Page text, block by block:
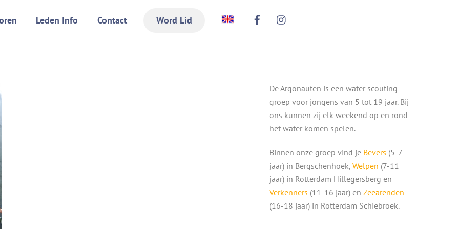
Leden Info Contact Word Lid
De Argonauten is een water scouting
groep voor jongens van 5 tot 19 jaar. Bij
ons kunnen zij elk weekend op en rond
het water komen spelen.
Binnen onze groep vind je Bevers (5-7
jaar) in Bergschenhoek, Welpen (7-11
jaar) in Rotterdam Hillegersberg en
Verkenners (11-16 jaar) en Zeearenden
(16-18 jaar) in Rotterdam Schiebroek.